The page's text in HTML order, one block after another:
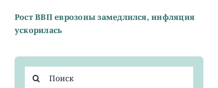
Рост ВВП еврозоны замедлился, инфляция
ускорилась
поиска: